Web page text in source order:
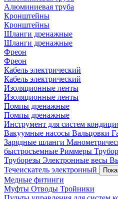
Алюминиевая труба
Кронштейны
Кронштейны
Шланги дренажные
Шланги дренажные
Фреон
Фреон
Кабель электрический
Кабель электрический
Изоляционные ленты
Изоляционные ленты
Помпы дренажные
Помпы дренажные
Инструмент для систем
Вакуумные насосы Вальцовки
Зарядные шланги
быстросъемные Риммеры
Труборезы Электронные весы
Течеискатель электронный
Медные фитинги
Муфты Отводы Тройники